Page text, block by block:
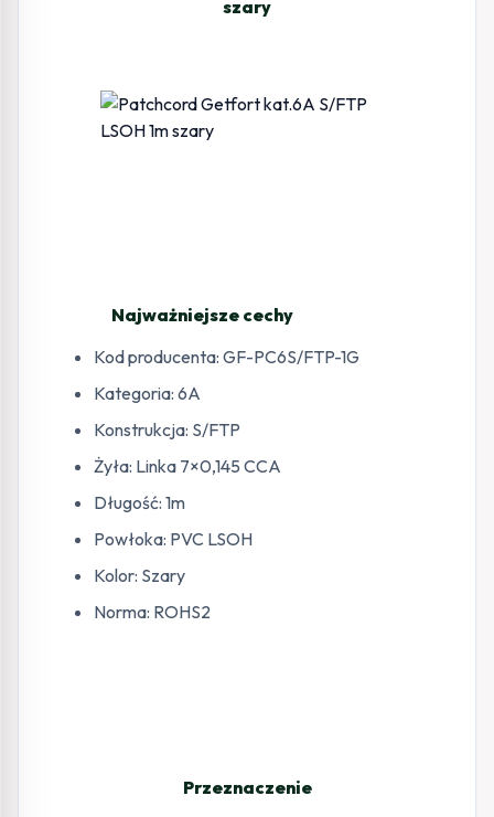
szary
Najważniejsze cechy
Kod producenta: GF-PC6S/FTP-1G
Kategoria: 6A
Konstrukcja: S/FTP
Żyła: Linka 7×0,145 CCA
Długość: 1m
Powłoka: PVC LSOH
Kolor: Szary
Norma: ROHS2
Przeznaczenie